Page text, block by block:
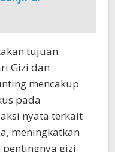
tujuan
Gizi dan
mencakup
pada
nyata terkait
meningkatkan
gizi